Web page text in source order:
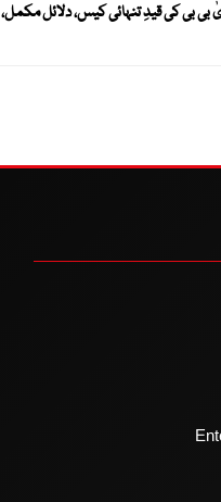
بی بی کی قیدِ تنہائی کیس، دلائل مکمل،